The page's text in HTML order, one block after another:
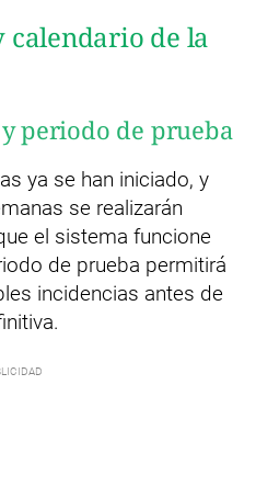
calendario de la
periodo de prueba
ya se han iniciado, y
se realizarán
el sistema funcione
de prueba permitirá
incidencias antes de